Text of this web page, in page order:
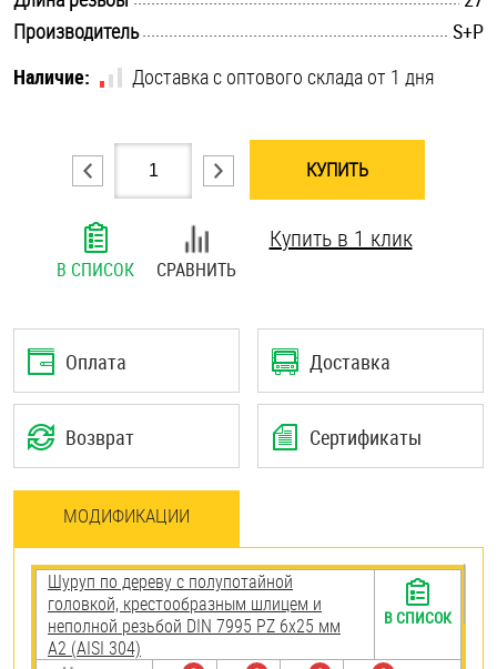
Штифты и пальцы
Производитель
S+P
Наличие:
Доставка с оптового склада от 1 дня
КУПИТЬ
В СПИСОК СРАВНИТЬ
Купить в 1 клик
Оплата Доставка
Возврат Сертификаты
МОДИФИКАЦИИ
Шуруп по дереву с полупотайной
головкой, крестообразным шлицем и
неполной резьбой DIN 7995 PZ 6х25 мм
А2 (AISI 304)
В СПИСОК